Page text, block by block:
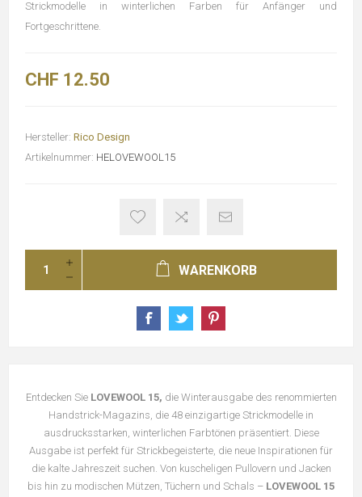
Strickmodelle in winterlichen Farben für Anfänger und
Fortgeschrittene.
CHF 12.50
Hersteller: Rico Design
Artikelnummer: HELOVEWOOL15
WARENKORB
Entdecken Sie LOVEWOOL 15, die Winterausgabe des renommierten
Handstrick-Magazins, die 48 einzigartige Strickmodelle in
ausdrucksstarken, winterlichen Farbtönen präsentiert. Diese
Ausgabe ist perfekt für Strickbegeisterte, die neue Inspirationen für
die kalte Jahreszeit suchen. Von kuscheligen Pullovern und Jacken
bis hin zu modischen Mützen, Tüchern und Schals – LOVEWOOL 15